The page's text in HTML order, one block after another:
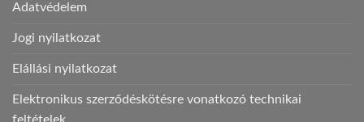
Adatvédelem
Jogi nyilatkozat
Elállási nyilatkozat
Elektronikus szerződéskötésre vonatkozó technikai